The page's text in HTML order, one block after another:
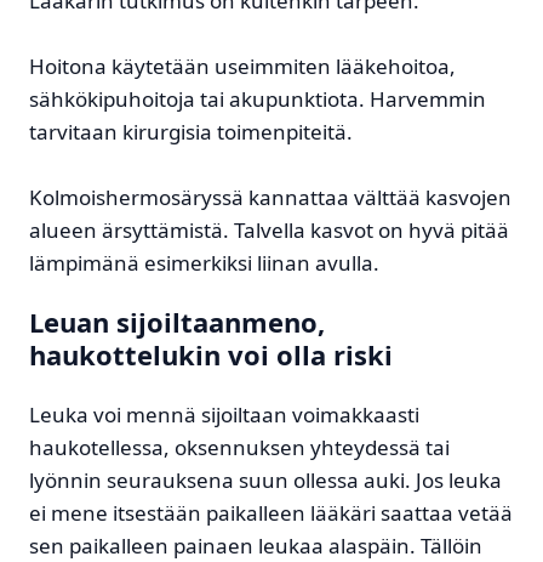
Hoitona käytetään useimmiten lääkehoitoa,
sähkökipuhoitoja tai akupunktiota. Harvemmin
tarvitaan kirurgisia toimenpiteitä.
Kolmoishermosäryssä kannattaa välttää kasvojen
alueen ärsyttämistä. Talvella kasvot on hyvä pitää
lämpimänä esimerkiksi liinan avulla.
Leuan sijoiltaanmeno,
haukottelukin voi olla riski
Leuka voi mennä sijoiltaan voimakkaasti
haukotellessa, oksennuksen yhteydessä tai
lyönnin seurauksena suun ollessa auki. Jos leuka
ei mene itsestään paikalleen lääkäri saattaa vetää
sen paikalleen painaen leukaa alaspäin. Tällöin